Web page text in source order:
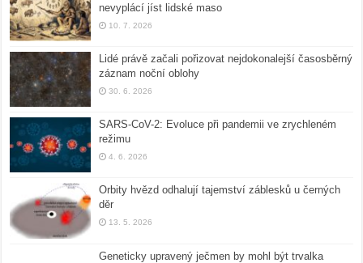
nevyplácí jíst lidské maso
10. 7. 2026
Lidé právě začali pořizovat nejdokonalejší časosběrný
záznam noční oblohy
30. 6. 2026
SARS-CoV-2: Evoluce při pandemii ve zrychleném
režimu
4. 6. 2026
Orbity hvězd odhalují tajemství záblesků u černých
děr
13. 5. 2026
Geneticky upravený ječmen by mohl být trvalka